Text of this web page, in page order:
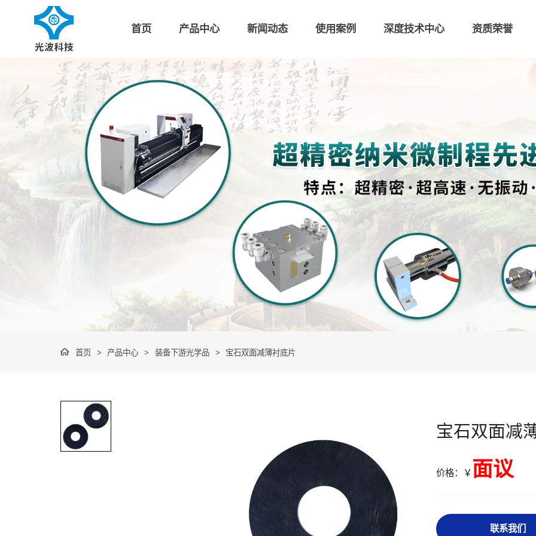
首页 产品中心 新闻动态 使用案例 深度技术中心 资质荣誉
首页 > 产品中心 > 装备下游光学品 > 宝石双面减薄衬底片
宝石双面减
价格：￥ 面议
联系我们